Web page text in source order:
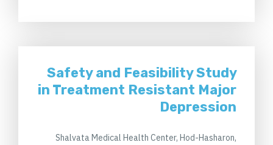
Safety and Feasibility Study
in Treatment Resistant Major
Depression
Shalvata Medical Health Center, Hod-Hasharon,